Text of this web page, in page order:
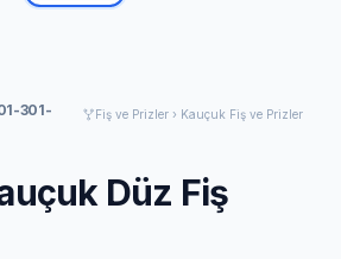
301-
Fiş ve Prizler › Kauçuk Fiş ve Prizler
Düz Fiş